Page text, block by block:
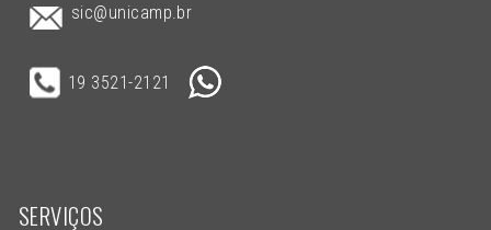
sic@unicamp.br
19 3521-2121
SERVIÇOS